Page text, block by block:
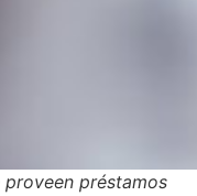
préstamos